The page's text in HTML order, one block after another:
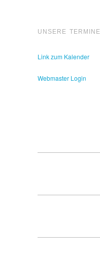
UNSERE TERMINE
Link zum Kalender
Webmaster Login